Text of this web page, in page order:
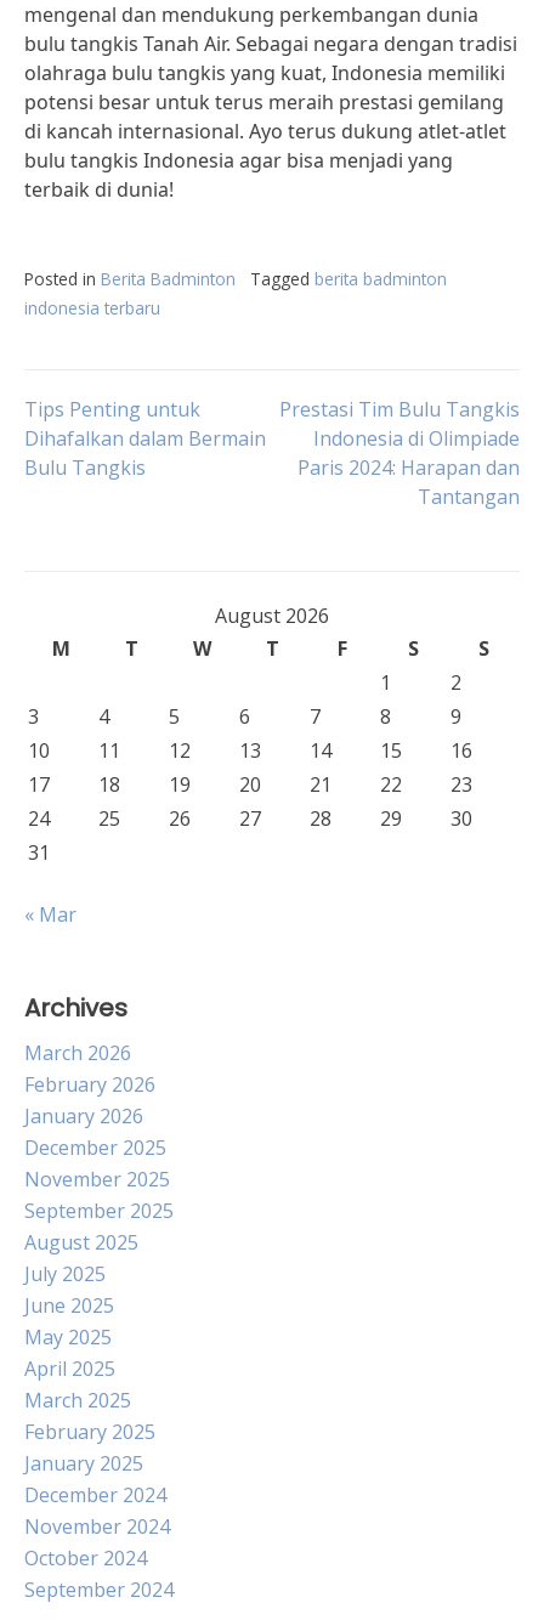
mengenal dan mendukung perkembangan dunia
bulu tangkis Tanah Air. Sebagai negara dengan tradisi
olahraga bulu tangkis yang kuat, Indonesia memiliki
potensi besar untuk terus meraih prestasi gemilang
di kancah internasional. Ayo terus dukung atlet-atlet
bulu tangkis Indonesia agar bisa menjadi yang
terbaik di dunia!
Posted in Berita Badminton Tagged berita badminton
indonesia terbaru
Post
navigation
Tips Penting untuk
Dihafalkan dalam Bermain
Bulu Tangkis
Prestasi Tim Bulu Tangkis
Indonesia di Olimpiade
Paris 2024: Harapan dan
Tantangan
August 2026
M
T W T F S
S
1
2
3
4 5 6 7 8
9
10
11 12 13 14 15
16
17
18 19 20 21 22
23
24
25 26 27 28 29
30
31
« Mar
Archives
March 2026
February 2026
January 2026
December 2025
November 2025
September 2025
August 2025
July 2025
June 2025
May 2025
April 2025
March 2025
February 2025
January 2025
December 2024
November 2024
October 2024
September 2024